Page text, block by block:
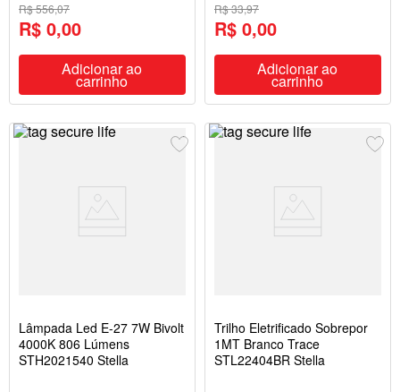
R$ 556,07
R$ 0,00
Adicionar ao
carrinho
R$ 33,97
R$ 0,00
Adicionar ao
carrinho
Lâmpada Led E-27 7W Bivolt
4000K 806 Lúmens
STH2021540 Stella
Trilho Eletrificado Sobrepor
1MT Branco Trace
STL22404BR Stella